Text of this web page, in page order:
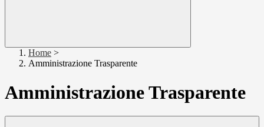
Home >
Amministrazione Trasparente
Amministrazione Trasparente